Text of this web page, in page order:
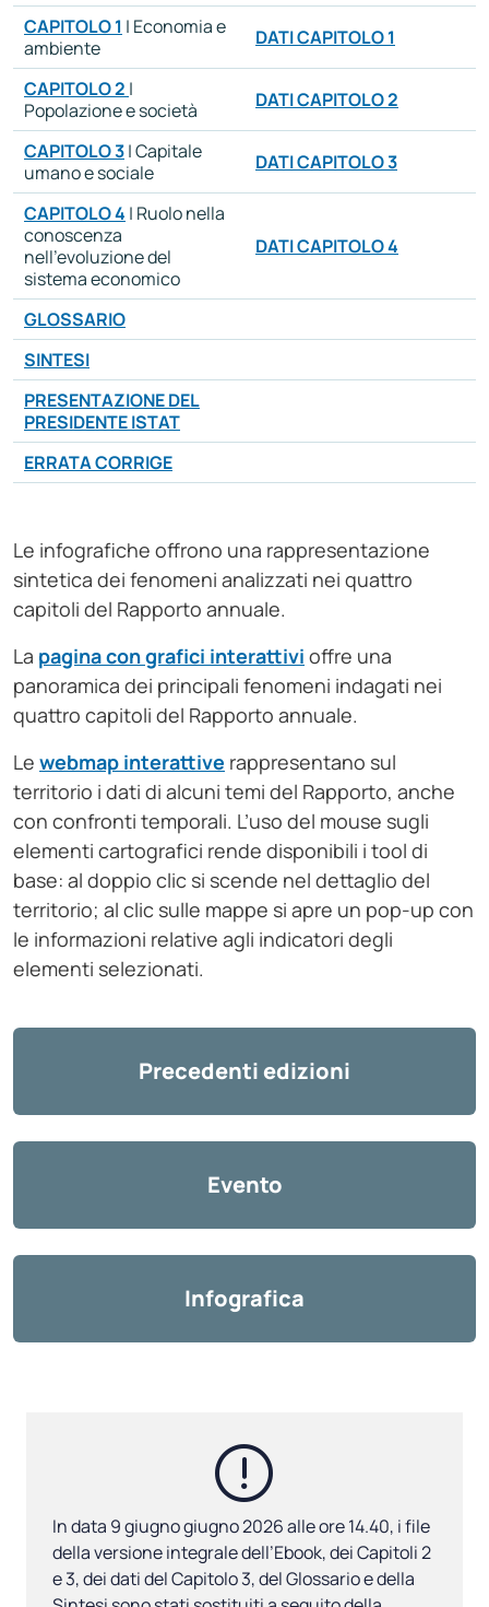
CAPITOLO 1 | Economia e
ambiente
DATI CAPITOLO 1
CAPITOLO 2 |
Popolazione e società
DATI CAPITOLO 2
CAPITOLO 3| Capitale
umano e sociale
DATI CAPITOLO 3
CAPITOLO 4 | Ruolo nella
conoscenza
nell’evoluzione del
sistema economico
DATI CAPITOLO 4
GLOSSARIO
SINTESI
PRESENTAZIONE DEL
PRESIDENTE ISTAT
ERRATA CORRIGE
Le infografiche offrono una rappresentazione
sintetica dei fenomeni analizzati nei quattro
capitoli del Rapporto annuale.
La pagina con grafici interattivi offre una
panoramica dei principali fenomeni indagati nei
quattro capitoli del Rapporto annuale.
Le webmap interattive rappresentano sul
territorio i dati di alcuni temi del Rapporto, anche
con confronti temporali. L’uso del mouse sugli
elementi cartografici rende disponibili i tool di
base: al doppio clic si scende nel dettaglio del
territorio; al clic sulle mappe si apre un pop-up con
le informazioni relative agli indicatori degli
elementi selezionati.
Precedenti edizioni
Evento
Infografica
In data 9 giugno giugno2026alle ore 14.40, i file
della versione integrale dell’Ebook, dei Capitoli 2
e 3, dei dati del Capitolo 3, del Glossario e della